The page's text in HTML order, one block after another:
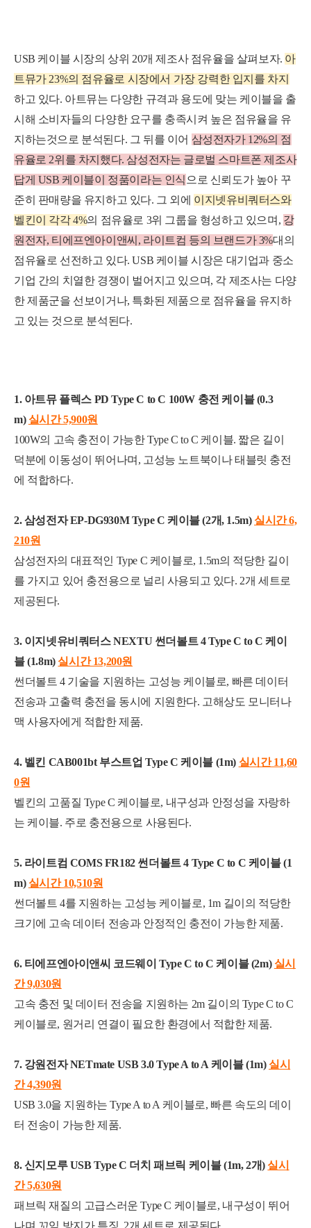
USB 케이블 시장의 상위 20개 제조사 점유율을 살펴보자. 아
트뮤가 23%의 점유율로 시 장에서 가장 강력한 입지 를 차지
하고 있다. 아트뮤는 다양한 규격과 용도에 맞는 케이블을 출
시해 소비자들의 다양한 요구를 충족시켜 높은 점유율을 유
지하는것으로 분석된다. 그 뒤를 이어 삼성전자가 12%의 점
유율로 2위를 차지했다. 삼성전자는 글 로벌 스마트폰 제조사
답게 USB 케이블이 정품이라는 인식 으로 신뢰도가 높아 꾸
준히 판매량을 유지하고 있다. 그 외에 이지넷유비쿼터스와
벨킨이 각각 4%의 점유율로 3위 그룹을 형성하고 있으며, 강
원전자, 티에프엔아이앤씨, 라이트컴 등의 브랜드가 3%대의
점유율로 선전하고 있다.USB 케이블 시장은 대기업과 중소
기업 간의 치열한 경쟁이 벌어지고 있으며, 각 제조사는 다양
한 제품군을 선보이거나, 특화된 제품으로 점유율을 유지하
고 있는 것으로 분석된다.
1. 아트뮤 플렉스 PD Type C to C 100W 충전 케이블 (0.3
m) 실시간 5,900원
100W의 고속 충전이 가능한 Type C to C 케이블. 짧은 길이
덕분에 이동성이 뛰어나며, 고성능 노트북이나 태블릿 충전
에 적합하다.
2. 삼성전자 EP-DG930M Type C 케이블 (2개, 1.5m) 실시간 6,
210원
삼성전자의 대표적인 Type C 케이블로, 1.5m의 적당한 길이
를 가지고 있어 충전용으로 널리 사용되고 있다. 2개 세트로
제공된다.
3. 이지넷유비쿼터스 NEXTU 썬더볼트 4 Type C to C 케이
블 (1.8m) 실시간 13,200원
썬더볼트 4 기술을 지원하는 고성능 케이블로, 빠른 데이터
전송과 고출력 충전을 동시에 지원한다. 고해상도 모니터나
맥 사용자에게 적합한 제품.
4. 벨킨 CAB001bt 부스트업 Type C 케이블 (1m) 실시간 11,60
0원
벨킨의 고품질 Type C 케이블로, 내구성과 안정성을 자랑하
는 케이블. 주로 충전용으로 사용된다.
5. 라이트컴 COMS FR182 썬더볼트 4 Type C to C 케이블 (1
m) 실시간 10,510원
썬더볼트 4를 지원하는 고성능 케이블로, 1m 길이의 적당한
크기에 고속 데이터 전송과 안정적인 충전이 가능한 제품.
6. 티에프엔아이앤씨 코드웨이 Type C to C 케이블 (2m) 실시
간 9,030원
고속 충전 및 데이터 전송을 지원하는 2m 길이의 Type C to C
케이블로, 원거리 연결이 필요한 환경에서 적합한 제품.
7. 강원전자 NETmate USB 3.0 Type A to A 케이블 (1m) 실시
간 4,390원
USB 3.0을 지원하는 Type A to A 케이블로, 빠른 속도의 데이
터 전송이 가능한 제품.
8. 신지모루 USB Type C 더치 패브릭 케이블 (1m, 2개) 실시
간 5,630원
패브릭 재질의 고급스러운 Type C 케이블로, 내구성이 뛰어
나며 꼬임 방지가 특징. 2개 세트로 제공된다.
세부정보 열기/접기